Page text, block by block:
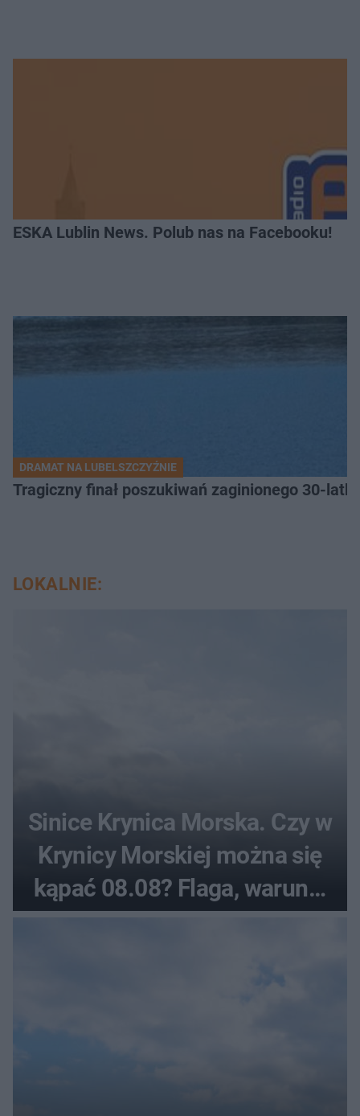
ESKA Lublin News. Polub nas na Facebooku!
DRAMAT NA LUBELSZCZYŹNIE
Tragiczny finał poszukiwań zaginionego 30-
LOKALNIE:
Sinice Krynica Morska. Czy w
Krynicy Morskiej można się
kąpać 08.08? Flaga, warunki
pogodowe